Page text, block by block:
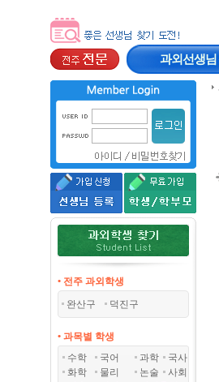
과외선생님
• 전주 과외학생
완산구
덕진구
• 과목별 학생
수학
국어 과학
국사
화학
물리 논술
사회